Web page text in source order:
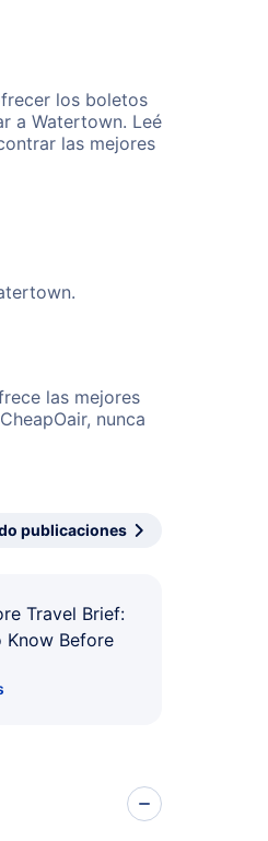
los boletos
a Watertown. Leé
las mejores
las mejores
nunca
publicaciones
Travel Brief:
Know Before